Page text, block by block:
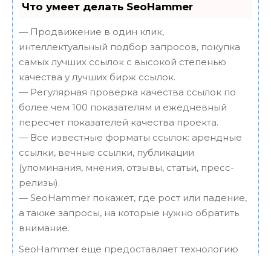
Что умеет делать SeoHammer
— Продвижение в один клик,
интеллектуальный подбор запросов, покупка
самых лучших ссылок с высокой степенью
качества у лучших бирж ссылок.
— Регулярная проверка качества ссылок по
более чем 100 показателям и ежедневный
пересчет показателей качества проекта.
— Все известные форматы ссылок: арендные
ссылки, вечные ссылки, публикации
(упоминания, мнения, отзывы, статьи, пресс-
релизы).
— SeoHammer покажет, где рост или падение,
а также запросы, на которые нужно обратить
внимание.
SeoHammer еще предоставляет технологию